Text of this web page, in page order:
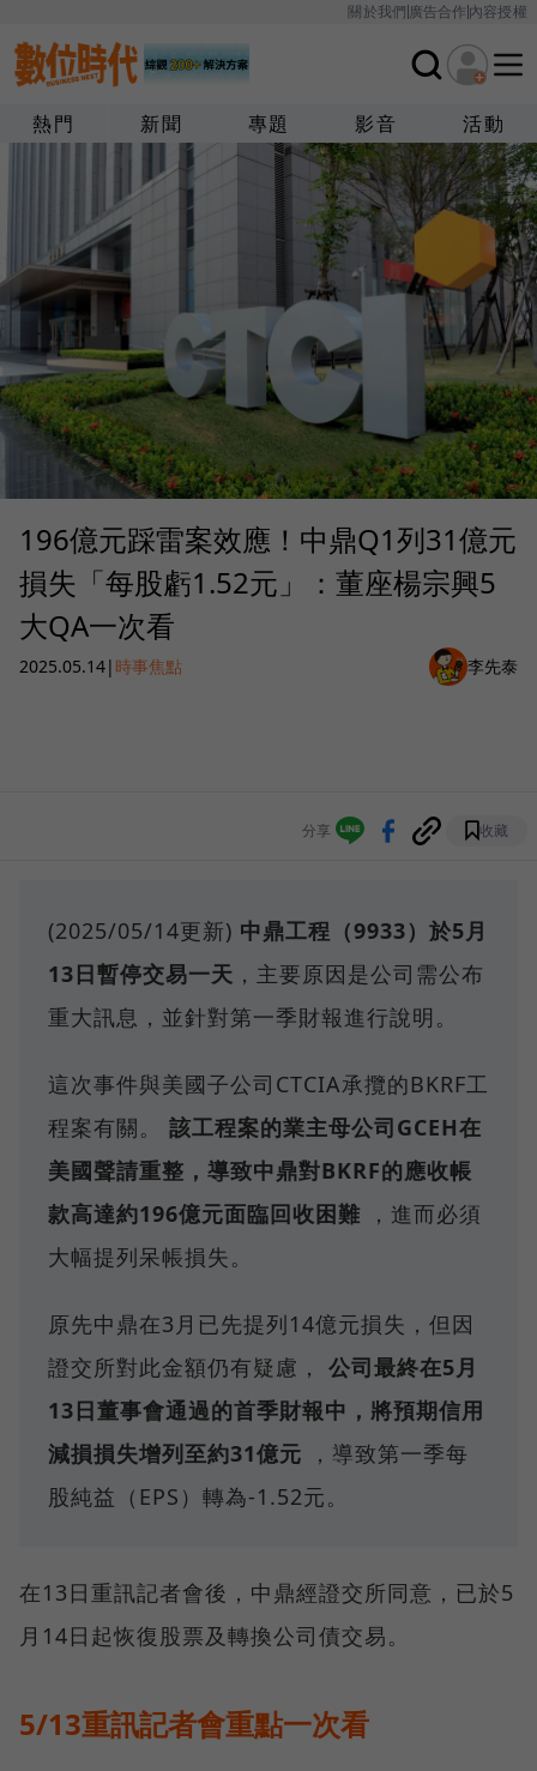
關於我們廣告合作內容授權
熱門 新聞 專題 影音 活動
196億元踩雷案效應！中鼎Q1列31億元
損失「每股虧1.52元」：董座楊宗興5
大QA一次看
2025.05.14| 時事焦點 李先泰
分享 收藏
(2025/05/14更新) 中鼎工程（9933）於5月
13日暫停交易一天 ，主要原因是公司需公布
重大訊息，並針對第一季財報進行說明。
這次事件與美國子公司CTCIA承攬的BKRF工
程案有關。 該工程案的業主母公司GCEH在
美國聲請重整，導致中鼎對BKRF的應收帳
款高達約196億元面臨回收困難 ，進而必須
大幅提列呆帳損失。
原先中鼎在3月已先提列14億元損失，但因
證交所對此金額仍有疑慮， 公司最終在5月
13日董事會通過的首季財報中，將預期信用
減損損失增列至約31億元 ，導致第一季每
股純益（EPS）轉為-1.52元。
在13日重訊記者會後，中鼎經證交所同意，已於5
月14日起恢復股票及轉換公司債交易。
5/13重訊記者會重點一次看